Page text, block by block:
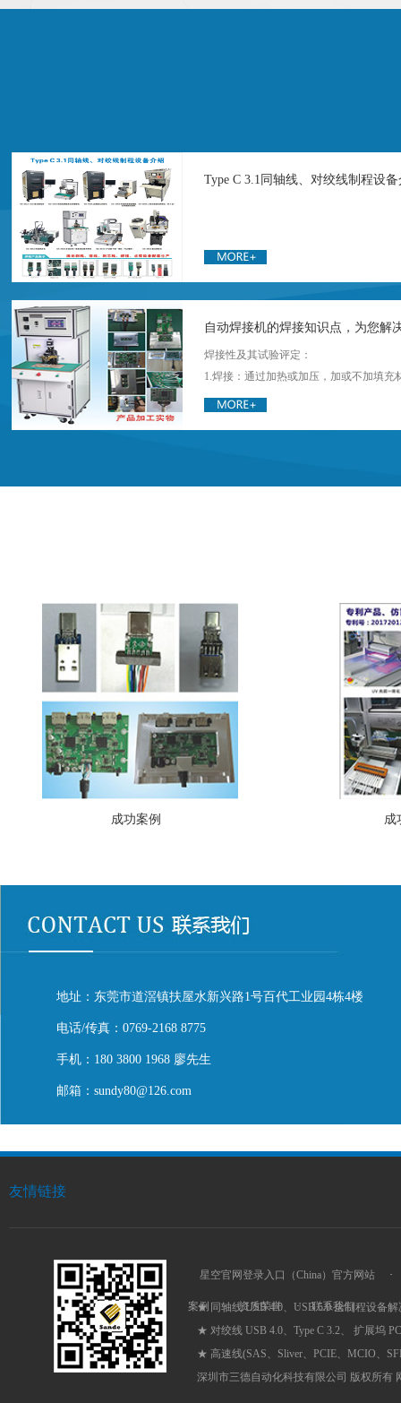
Type C 3.1同轴线、对绞线制程设
自动焊接机的焊接知识点，为您解
的常见问题
焊接性及其试验评定：
1.焊接：通过加热或加压，加或不加填充
子间的结合形成不可分割的整体的工艺过
4.评定焊接性的原
成功案例 成
Type C HUB系列
地址：东莞市道滘镇扶屋水新兴路1号百代工业园4栋4楼
电话/传真：0769-2168 8775
手机：180 3800 1968 廖先生
邮箱：sundy80@126.com
网址：www.szsdauto.com
友情链接
星空官网登录入口（China）官方网站 ·
案例 · 资质荣誉 · 联系我们
★ 同轴线 USB 4.0、USB 5.0 全制程设备解
★ 对绞线 USB 4.0、Type C 3.2、 扩展坞
★ 高速线(SAS、Sliver、PCIE、MCIO、
深圳市三德自动化科技有限公司 版权所有